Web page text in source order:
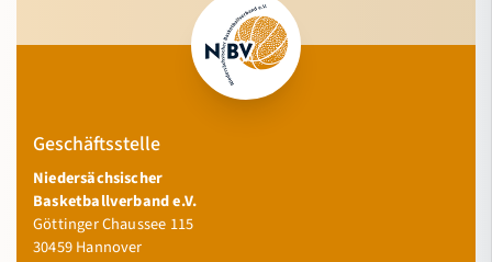
Geschäftsstelle
Niedersächsischer
Basketballverband e.V.
Göttinger Chaussee 115
30459 Hannover